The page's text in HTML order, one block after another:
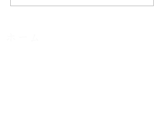
妊娠中の腰痛・足のむく